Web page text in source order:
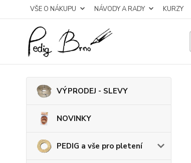
VŠE O NÁKUPU NÁVODY A RADY KURZY
VÝPRODEJ - SLEVY
NOVINKY
PEDIG a vše pro pletení